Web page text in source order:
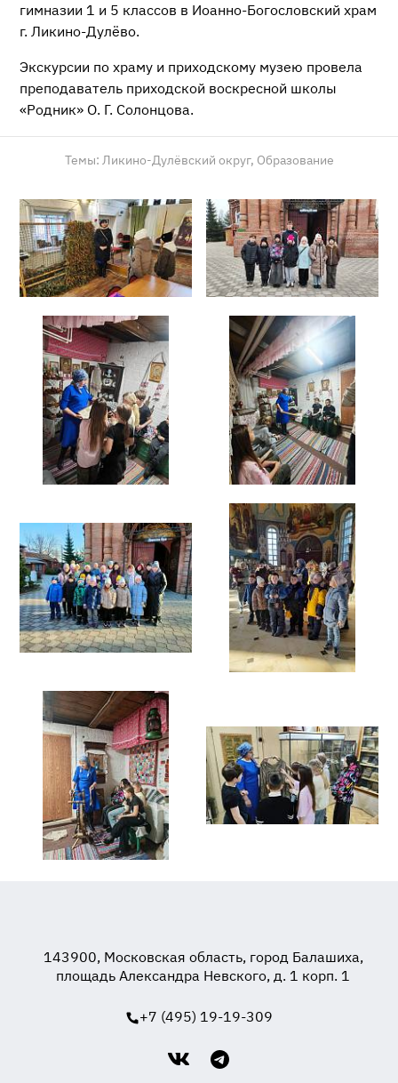
гимназии 1 и 5 классов в Иоанно-Богословский храм
г. Ликино-Дулёво.
Экскурсии по храму и приходскому музею провела
преподаватель приходской воскресной школы
«Родник» О. Г. Солонцова.
Темы: Ликино-Дулёвский округ, Образование
143900, Московская область, город Балашиха,
площадь Александра Невского, д. 1 корп. 1
+7 (495) 19-19-309